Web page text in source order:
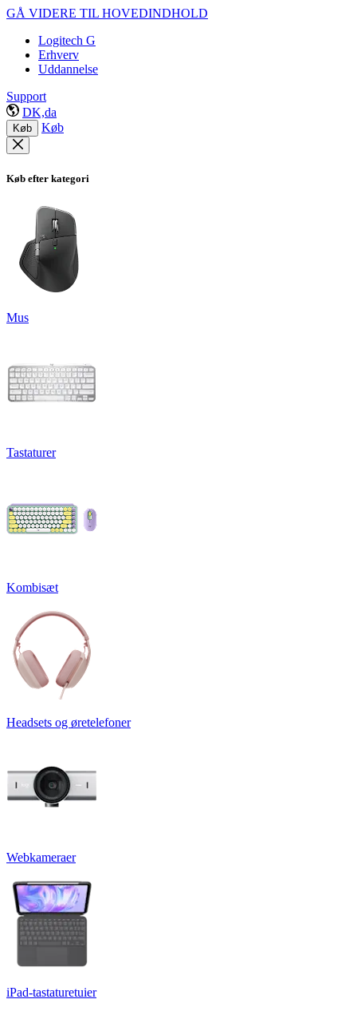
GÅ VIDERE TIL HOVEDINDHOLD
Logitech G
Erhverv
Uddannelse
Support
DK,da
Køb Køb
Køb efter kategori
Mus
Tastaturer
Kombisæt
Headsets og øretelefoner
Webkameraer
iPad-tastaturetuier